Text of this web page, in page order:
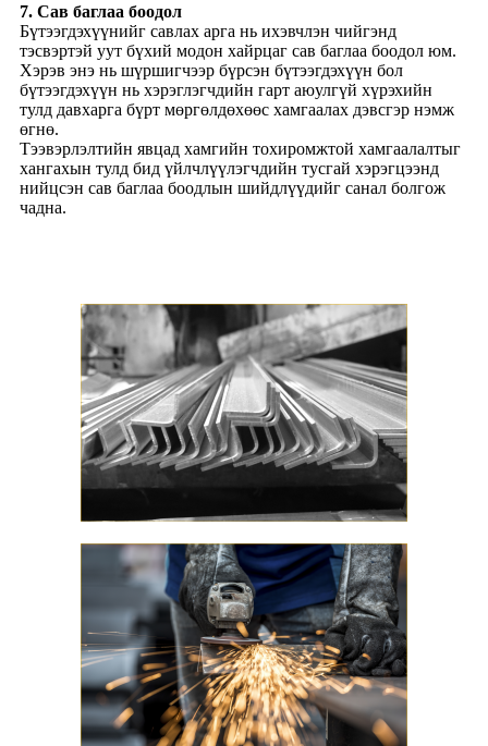
7. Сав баглаа боодол
Бүтээгдэхүүнийг савлах арга нь ихэвчлэн чийгэнд
тэсвэртэй уут бүхий модон хайрцаг сав баглаа боодол юм.
Хэрэв энэ нь шүршигчээр бүрсэн бүтээгдэхүүн бол
бүтээгдэхүүн нь хэрэглэгчдийн гарт аюулгүй хүрэхийн
тулд давхарга бүрт мөргөлдөхөөс хамгаалах дэвсгэр нэмж
өгнө.
Тээвэрлэлтийн явцад хамгийн тохиромжтой хамгаалалтыг
хангахын тулд бид үйлчлүүлэгчдийн тусгай хэрэгцээнд
нийцсэн сав баглаа боодлын шийдлүүдийг санал болгож
чадна.